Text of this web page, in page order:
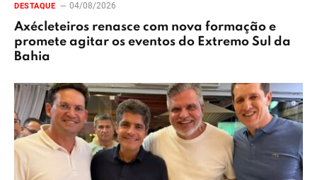
DESTAQUE 04/08/2026
Axécleteiros renasce com nova formação e
promete agitar os eventos do Extremo Sul da
Bahia